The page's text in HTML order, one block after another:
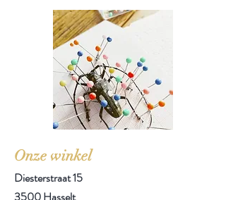
Onze winkel
Diesterstraat 15
3500 Hasselt